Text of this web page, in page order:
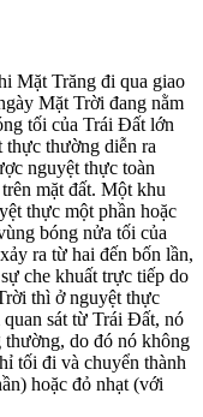
Mặt Trăng đi qua giao
Mặt Trời đang nằm
tối của Trái Đất lớn
thực thường diễn ra
nguyệt thực toàn
mặt đất. Một khu
thực một phần hoặc
bóng nửa tối của
ra từ hai đến bốn lần,
che khuất trực tiếp do
thì ở nguyệt thực
sát từ Trái Đất, nó
thường, do đó nó không
tối đi và chuyển thành
hoặc đỏ nhạt (với